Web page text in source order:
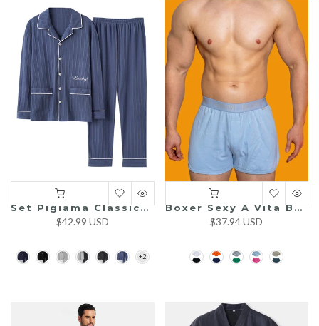
Set Pigiama Classico Da Uomo In Maglia Di Cotone
$42.99 USD
Boxer Sexy A Vita Bassa E Larga Per Casa Uomo
$37.94 USD